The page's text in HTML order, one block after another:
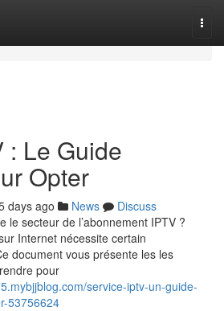
: Le Guide
Opter
days ago News
Discuss
le secteur de l’abonnement IPTV ?
Internet nécessite certain
document vous présente les les
pour
service-iptv-un-guide-
53756624